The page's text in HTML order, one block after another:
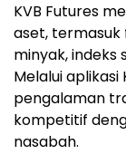
KVB Futures
aset, termasuk
minyak, indeks
Melalui
pengalaman
kompetitif
nasabah.